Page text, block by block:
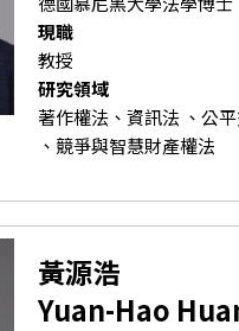
現職
教授
研究領域
著作權法、資訊法 、公
、競爭與智慧財產權法
黃源浩
Yuan-Hao